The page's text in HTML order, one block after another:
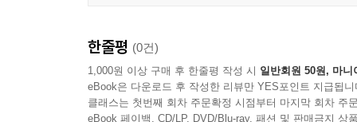
한줄평 (0건)
1,000원 이상 구매 후 한줄평 작성 시 일반회원 50원, 마니
eBook은 다운로드 후 작성한 리뷰만 YES포인트 지급됩니
클래스는 첫번째 회차 주문확정 시점부터 마지막 회차 주
eBook 페이백, CD/LP, DVD/Blu-ray, 패션 및 판매금지 상